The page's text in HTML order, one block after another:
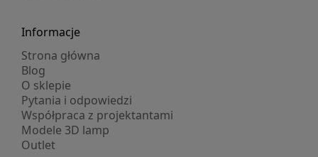
Informacje
Strona główna
Blog
O sklepie
Pytania i odpowiedzi
Współpraca z projektantami
Modele 3D lamp
Outlet